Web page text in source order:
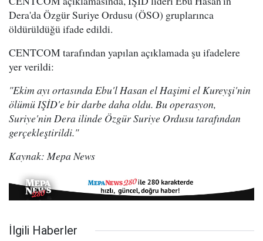
Dera'da Özgür Suriye Ordusu (ÖSO) gruplarınca
öldürüldüğü ifade edildi.
CENTCOM tarafından yapılan açıklamada şu ifadelere
yer verildi:
"Ekim ayı ortasında Ebu'l Hasan el Haşimi el Kureyşi'nin
ölümü IŞİD'e bir darbe daha oldu. Bu operasyon,
Suriye'nin Dera ilinde Özgür Suriye Ordusu tarafından
gerçekleştirildi."
Kaynak: Mepa News
İlgili Haberler